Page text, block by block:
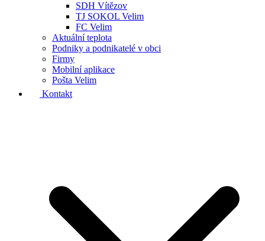
SDH Vítězov
TJ SOKOL Velim
FC Velim
Aktuální teplota
Podniky a podnikatelé v obci
Firmy
Mobilní aplikace
Pošta Velim
Kontakt